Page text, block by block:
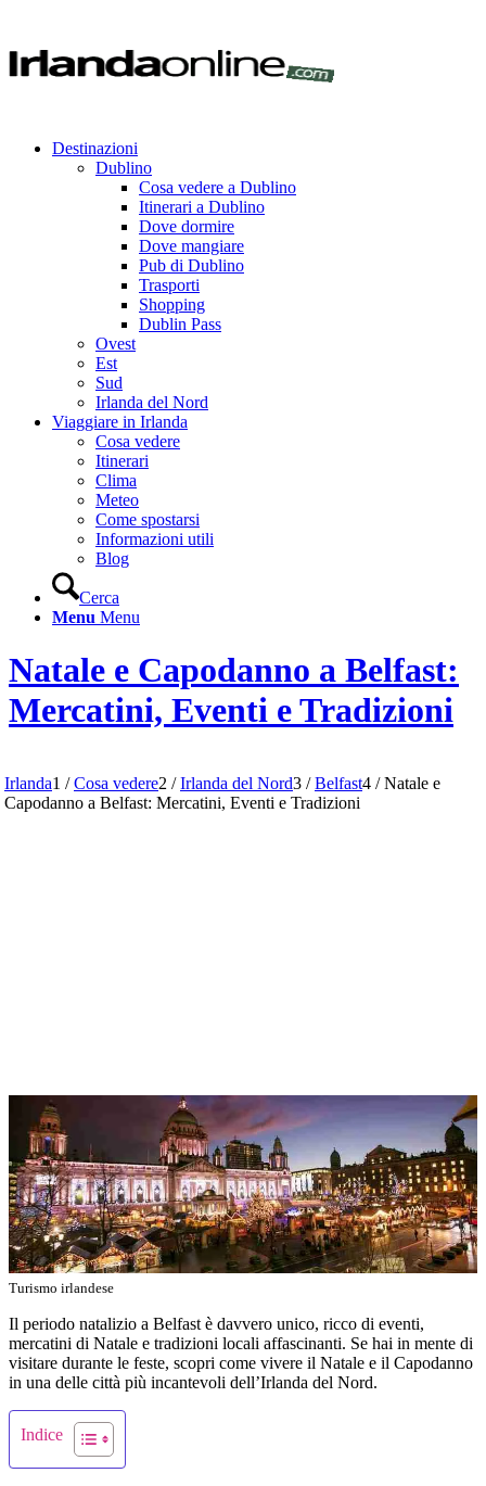
Destinazioni
Dublino
Cosa vedere a Dublino
Itinerari a Dublino
Dove dormire
Dove mangiare
Pub di Dublino
Trasporti
Shopping
Dublin Pass
Ovest
Est
Sud
Irlanda del Nord
Viaggiare in Irlanda
Cosa vedere
Itinerari
Clima
Meteo
Come spostarsi
Informazioni utili
Blog
Cerca
Menu Menu
Natale e Capodanno a Belfast:
Mercatini, Eventi e Tradizioni
Irlanda1 / Cosa vedere2 / Irlanda del Nord3 / Belfast4 / Natale e
Capodanno a Belfast: Mercatini, Eventi e Tradizioni
Turismo irlandese
Il periodo natalizio a Belfast è davvero unico, ricco di eventi,
mercatini di Natale e tradizioni locali affascinanti. Se hai in mente di
visitare durante le feste, scopri come vivere il Natale e il Capodanno
in una delle città più incantevoli dell’Irlanda del Nord.
Indice